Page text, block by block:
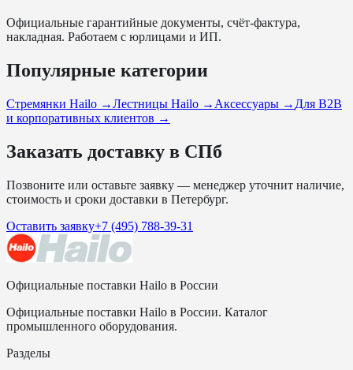
Официальные гарантийные документы, счёт-фактура,
накладная. Работаем с юрлицами и ИП.
Популярные категории
Стремянки Hailo →Лестницы Hailo → Аксессуары → Для B2B
и корпоративных клиентов →
Заказать доставку в СПб
Позвоните или оставьте заявку — менеджер уточнит наличие,
стоимость и сроки доставки в Петербург.
Оставить заявку+7 (495) 788-39-31
Официальные поставки Hailo в России
Официальные поставки Hailo в России. Каталог
промышленного оборудования.
Разделы